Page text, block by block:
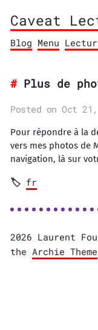
Caveat
Blog Menu
Plus de
Posted on Oct
Pour répondre à la
vers mes photos de
navigation, là sur
fr
2026 Laurent
the Archie Theme